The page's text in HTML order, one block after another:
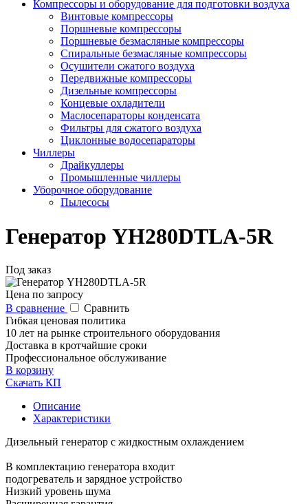
Компрессоры и оборудование для подготовки воздуха
Винтовые компрессоры
Поршневые компрессоры
Поршневые безмасляные компрессоры
Спиральные безмасляные компрессоры
Осушители сжатого воздуха
Передвижные компрессоры
Дизельные компрессоры
Концевые охладители
Маслосепараторы конденсата
Фильтры для сжатого воздуха
Циклонные водосепараторы
Чиллеры
Драйкуллеры
Промышленные чиллеры
Уборочное оборудование
Пылесосы
Генератор YH280DTLA-5R
Под заказ
Цена по запросу
В сравнение
Сравнить
Гибкая ценовая политика
10 лет на рынке строительного оборудования
Доставка в кротчайшие сроки
Профессиональное обслуживание
В корзину
Скачать КП
Описание
Характеристики
Дизельный генератор с жидкостным охлаждением
В комплектацию генератора входит
подогреватель и зарядное устройство
Низкий уровень шума